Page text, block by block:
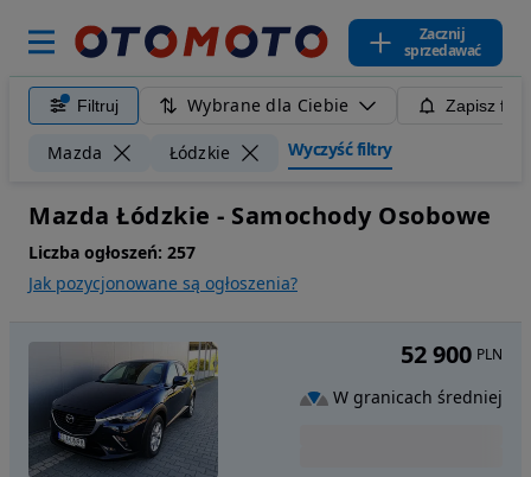
Zacznij
sprzedawać
Filtruj Wybrane dla Ciebie Zapisz
Mazda Łódzkie Wyczyść filtry
Mazda Łódzkie - Samochody Osobowe
Liczba ogłoszeń: 257
Jak pozycjonowane są ogłoszenia?
52 900 PLN
W granicach średniej